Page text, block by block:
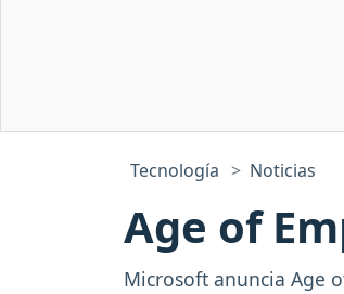
Tecnología Noticias
Age of
Microsoft anuncia Age